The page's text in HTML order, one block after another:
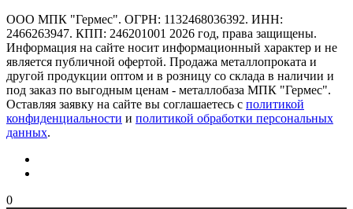
ООО МПК "Гермес". ОГРН: 1132468036392. ИНН:
2466263947. КПП: 246201001 2026 год, права защищены.
Информация на сайте носит информационный характер и не
является публичной офертой. Продажа металлопроката и
другой продукции оптом и в розницу со склада в наличии и
под заказ по выгодным ценам - металлобаза МПК "Гермес".
Оставляя заявку на сайте вы соглашаетесь с политикой
конфиденциальности и политикой обработки персональных
данных.
0